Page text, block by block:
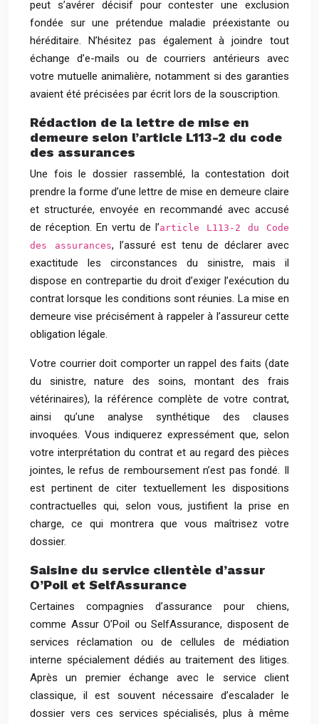
peut s’avérer décisif pour contester une exclusion
fondée sur une prétendue maladie préexistante ou
héréditaire. N’hésitez pas également à joindre tout
échange d’e-mails ou de courriers antérieurs avec
votre mutuelle animalière, notamment si des garanties
avaient été précisées par écrit lors de la souscription.
Rédaction de la lettre de mise en
demeure selon l’article L113-2 du code
des assurances
Une fois le dossier rassemblé, la contestation doit
prendre la forme d’une lettre de mise en demeure claire
et structurée, envoyée en recommandé avec accusé
de réception. En vertu de l’article L113-2 du Code
des assurances, l’assuré est tenu de déclarer avec
exactitude les circonstances du sinistre, mais il
dispose en contrepartie du droit d’exiger l’exécution du
contrat lorsque les conditions sont réunies. La mise en
demeure vise précisément à rappeler à l’assureur cette
obligation légale.
Votre courrier doit comporter un rappel des faits (date
du sinistre, nature des soins, montant des frais
vétérinaires), la référence complète de votre contrat,
ainsi qu’une analyse synthétique des clauses
invoquées. Vous indiquerez expressément que, selon
votre interprétation du contrat et au regard des pièces
jointes, le refus de remboursement n’est pas fondé. Il
est pertinent de citer textuellement les dispositions
contractuelles qui, selon vous, justifient la prise en
charge, ce qui montrera que vous maîtrisez votre
dossier.
Saisine du service clientèle d’assur
O’Poil et SelfAssurance
Certaines compagnies d’assurance pour chiens,
comme Assur O’Poil ou SelfAssurance, disposent de
services réclamation ou de cellules de médiation
interne spécialement dédiés au traitement des litiges.
Après un premier échange avec le service client
classique, il est souvent nécessaire d’escalader le
dossier vers ces services spécialisés, plus à même